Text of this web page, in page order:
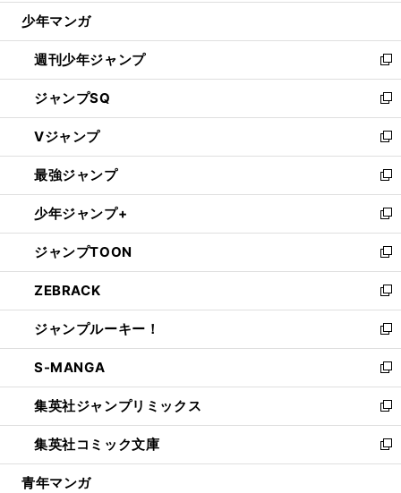
ウ
開
く
少年マンガ
週刊少年ジャンプ
新
し
い
ウ
ィ
ン
ド
ウ
で
開
く
ジャンプSQ
新
し
い
ウ
ィ
ン
ド
ウ
で
開
く
Vジャンプ
新
し
い
ウ
ィ
ン
ド
ウ
で
開
く
最強ジャンプ
新
し
い
ウ
ィ
ン
ド
ウ
で
開
く
少年ジャンプ+
新
し
い
ウ
ィ
ン
ド
ウ
で
開
く
ジャンプTOON
新
し
い
ウ
ィ
ン
ド
ウ
で
開
く
ZEBRACK
新
し
い
ウ
ィ
ン
ド
ウ
で
開
ジャンプルーキー！
新
し
い
ウ
ィ
ン
ド
ウ
S-MANGA
新
し
い
ウ
ィ
ン
集英社ジャンプリミックス
新
し
い
ウ
集英社コミック文庫
新
し
青年マンガ